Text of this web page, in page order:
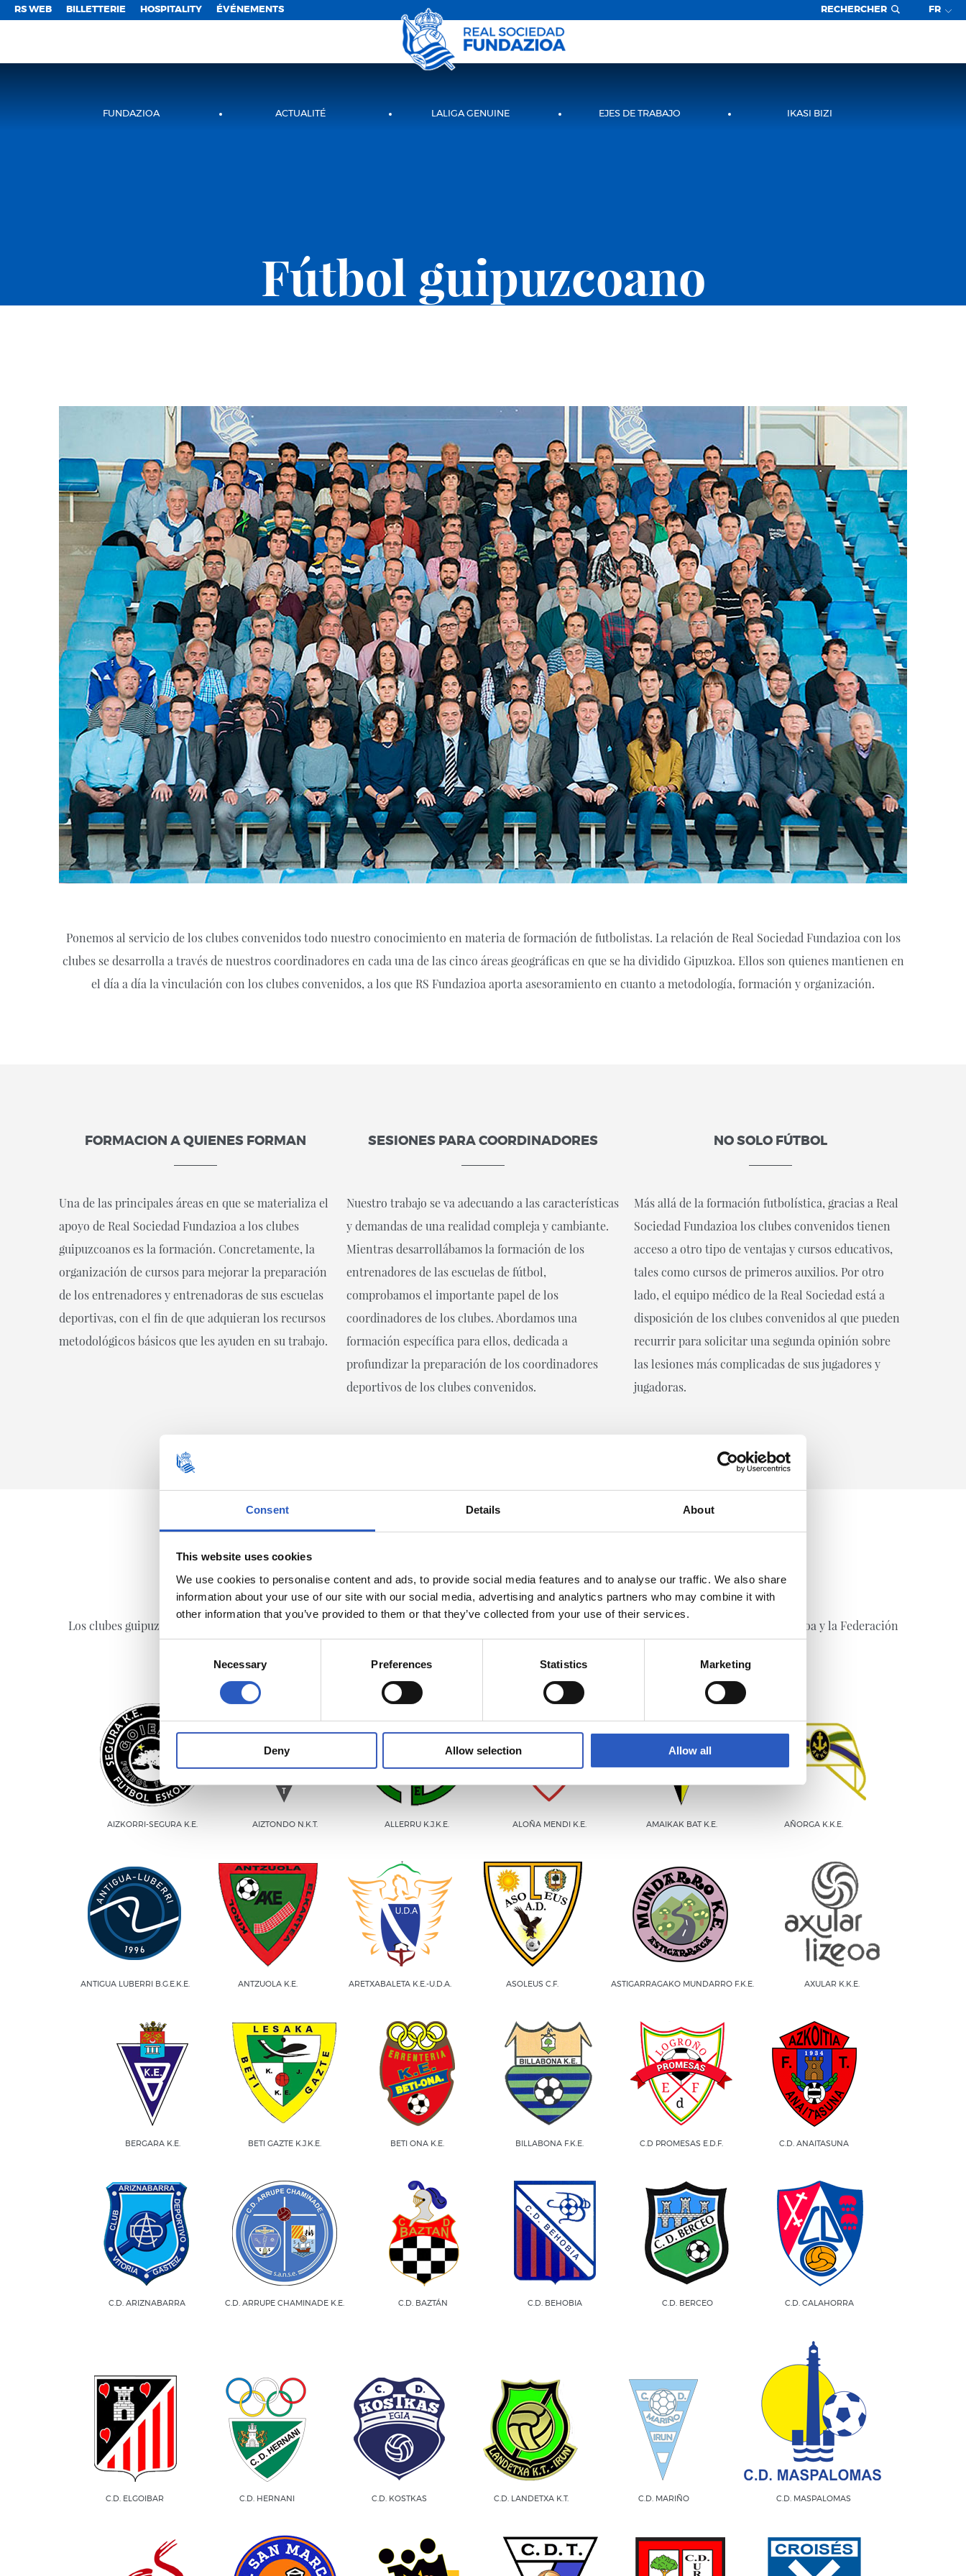
Consent Details About
This website uses cookies
We use cookies to personalise content and ads, to provide social media features and to analyse our traffic. We also share
information about your use of our site with our social media, advertising and analytics partners who may combine it with
other information that you’ve provided to them or that they’ve collected from your use of their services.
Necessary Preferences Statistics Marketing
Deny Allow selection Allow all
RS WEB BILLETTERIE HOSPITALITY ÉVÉNEMENTS RECHERCHER FR
FUNDAZIOA ACTUALITÉ LALIGA GENUINE EJES DE TRABAJO IKASI BIZI
Fútbol guipuzcoano
Ponemos al servicio de los clubes convenidos todo nuestro conocimiento en materia de formación de futbolistas. La relación de Real Sociedad Fundazioa con los
clubes se desarrolla a través de nuestros coordinadores en cada una de las cinco áreas geográficas en que se ha dividido Gipuzkoa. Ellos son quienes mantienen en
el día a día la vinculación con los clubes convenidos, a los que RS Fundazioa aporta asesoramiento en cuanto a metodología, formación y organización.
FORMACION A QUIENES FORMAN
Una de las principales áreas en que se materializa el
apoyo de Real Sociedad Fundazioa a los clubes
guipuzcoanos es la formación. Concretamente, la
organización de cursos para mejorar la preparación
de los entrenadores y entrenadoras de sus escuelas
deportivas, con el fin de que adquieran los recursos
metodológicos básicos que les ayuden en su trabajo.
SESIONES PARA COORDINADORES
Nuestro trabajo se va adecuando a las características
y demandas de una realidad compleja y cambiante.
Mientras desarrollábamos la formación de los
entrenadores de las escuelas de fútbol,
comprobamos el importante papel de los
coordinadores de los clubes. Abordamos una
formación específica para ellos, dedicada a
profundizar la preparación de los coordinadores
deportivos de los clubes convenidos.
NO SOLO FÚTBOL
Más allá de la formación futbolística, gracias a Real
Sociedad Fundazioa los clubes convenidos tienen
acceso a otro tipo de ventajas y cursos educativos,
tales como cursos de primeros auxilios. Por otro
lado, el equipo médico de la Real Sociedad está a
disposición de los clubes convenidos al que pueden
recurrir para solicitar una segunda opinión sobre
las lesiones más complicadas de sus jugadores y
jugadoras.
CLUBES CONVENIDOS
Los clubes guipuzcoanos trabajamos en red. Un proyecto liderado por Real Sociedad Fundazioa, con la ayuda de la Diputación Foral de Gipuzkoa y la Federación
AIZKORRI-SEGURA K.E. AIZTONDO N.K.T. ALLERRU K.J.K.E. ALOÑA MENDI K.E. AMAIKAK BAT K.E. AÑORGA K.K.E.
ANTIGUA LUBERRI B.G.E.K.E. ANTZUOLA K.E. ARETXABALETA K.E.-U.D.A. ASOLEUS C.F. ASTIGARRAGAKO MUNDARRO F.K.E. AXULAR K.K.E.
BERGARA K.E. BETI GAZTE K.J.K.E. BETI ONA K.E. BILLABONA F.K.E. C.D PROMESAS E.D.F. C.D. ANAITASUNA
C.D. ARIZNABARRA C.D. ARRUPE CHAMINADE K.E. C.D. BAZTÁN C.D. BEHOBIA C.D. BERCEO C.D. CALAHORRA
C.D. ELGOIBAR C.D. HERNANI C.D. KOSTKAS C.D. LANDETXA K.T. C.D. MARIÑO C.D. MASPALOMAS